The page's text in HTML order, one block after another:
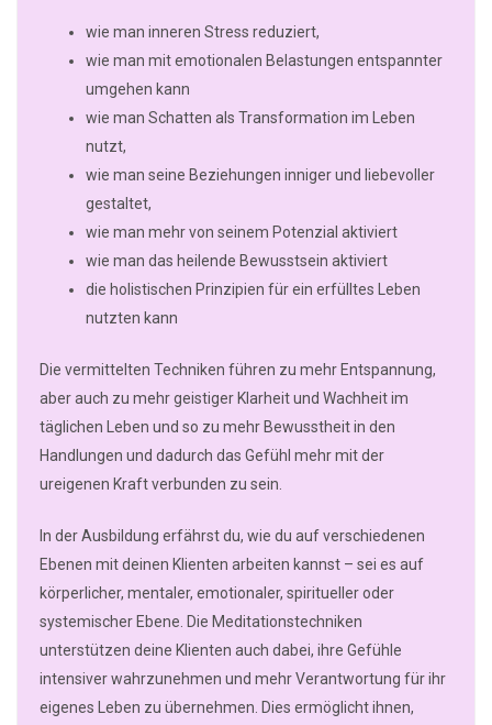
wie man inneren Stress reduziert,
wie man mit emotionalen Belastungen entspannter
umgehen kann
wie man Schatten als Transformation im Leben
nutzt,
wie man seine Beziehungen inniger und liebevoller
gestaltet,
wie man mehr von seinem Potenzial aktiviert
wie man das heilende Bewusstsein aktiviert
die holistischen Prinzipien für ein erfülltes Leben
nutzten kann
Die vermittelten Techniken führen zu mehr Entspannung,
aber auch zu mehr geistiger Klarheit und Wachheit im
täglichen Leben und so zu mehr Bewusstheit in den
Handlungen und dadurch das Gefühl mehr mit der
ureigenen Kraft verbunden zu sein.
In der Ausbildung erfährst du, wie du auf verschiedenen
Ebenen mit deinen Klienten arbeiten kannst – sei es auf
körperlicher, mentaler, emotionaler, spiritueller oder
systemischer Ebene. Die Meditationstechniken
unterstützen deine Klienten auch dabei, ihre Gefühle
intensiver wahrzunehmen und mehr Verantwortung für ihr
eigenes Leben zu übernehmen. Dies ermöglicht ihnen,